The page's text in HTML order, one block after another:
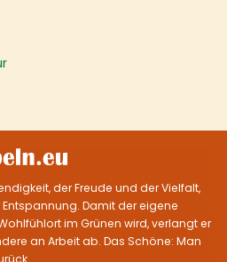
der Freude und der Vielfalt,
Damit der eigene
im Grünen wird, verlangt er
an Arbeit ab. Das Schöne: Man